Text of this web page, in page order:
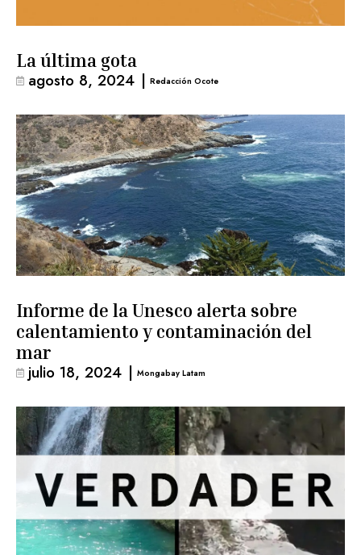
La última gota
agosto 8, 2024 | Redacción Ocote
Informe de la Unesco alerta sobre
calentamiento y contaminación del
mar
julio 18, 2024 | Mongabay Latam